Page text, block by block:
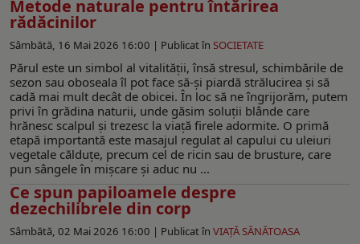
Metode naturale pentru întărirea
rădăcinilor
Sâmbătă, 16 Mai 2026 16:00 | Publicat în SOCIETATE
Părul este un simbol al vitalității, însă stresul, schimbările de
sezon sau oboseala îl pot face să-și piardă strălucirea și să
cadă mai mult decât de obicei. În loc să ne îngrijorăm, putem
privi în grădina naturii, unde găsim soluții blânde care
hrănesc scalpul și trezesc la viață firele adormite. O primă
etapă importantă este masajul regulat al capului cu uleiuri
vegetale călduțe, precum cel de ricin sau de brusture, care
pun sângele în mișcare și aduc nu ...
Ce spun papiloamele despre
dezechilibrele din corp
Sâmbătă, 02 Mai 2026 16:00 | Publicat în VIAŢĂ SĂNĂTOASA